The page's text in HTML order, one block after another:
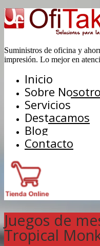
Suministros de oficina y
impresión. Lo mejor en
Inicio
Sobre
Servicios
Destacamos
Blog
Contacto
Juegos de
Tropical